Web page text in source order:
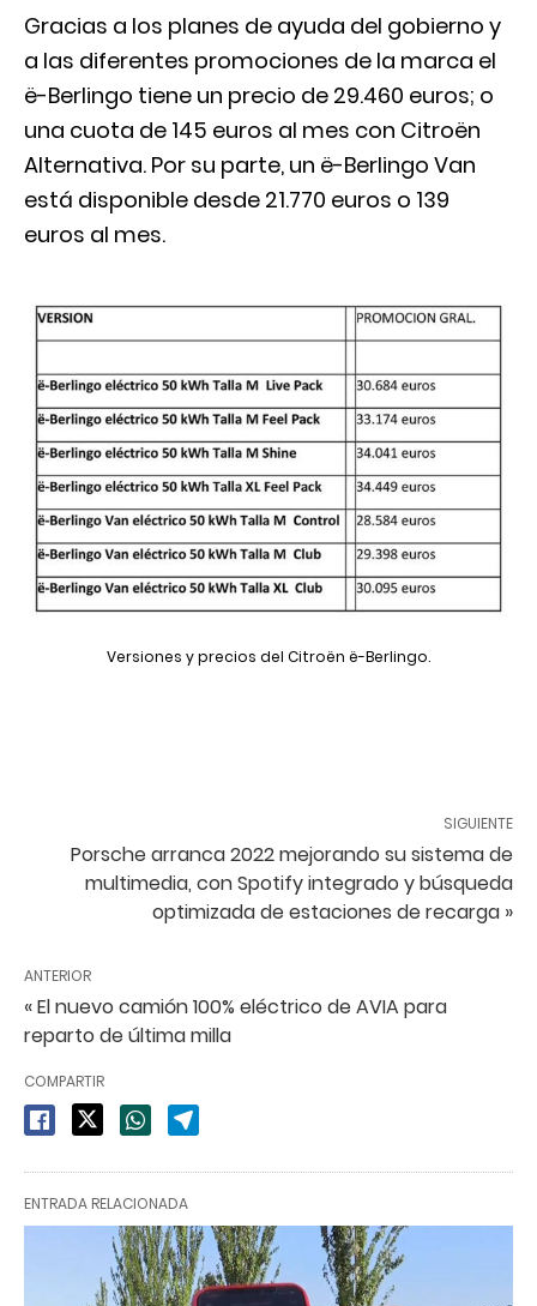
Gracias a los planes de ayuda del gobierno y
a las diferentes promociones de la marca el
ë-Berlingo tiene un precio de 29.460 euros; o
una cuota de 145 euros al mes con Citroën
Alternativa. Por su parte, un ë-Berlingo Van
está disponible desde 21.770 euros o 139
euros al mes.
Versiones y precios del Citroën ë-Berlingo.
SIGUIENTE
Porsche arranca 2022 mejorando su sistema de
multimedia, con Spotify integrado y búsqueda
optimizada de estaciones de recarga »
ANTERIOR
« El nuevo camión 100% eléctrico de AVIA para
reparto de última milla
COMPARTIR
ENTRADA RELACIONADA